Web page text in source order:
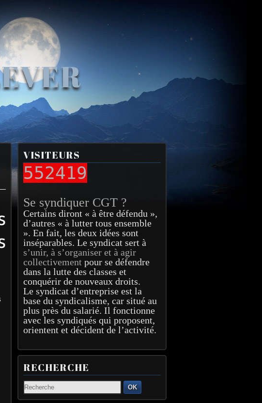
VISITEURS
552419
Se syndiquer CGT ?
Certains diront « à être défendu »,
d’autres « à lutter tous ensemble
». En fait, les deux idées sont
inséparables. Le syndicat sert à
s’unir, à s’organiser et à agir
collectivement pour se défendre
dans la lutte des classes et
conquérir de nouveaux droits.
Le syndicat d’entreprise est la
base du syndicalisme, car situé au
plus près du salarié. Il fonctionne
avec les syndiqués qui proposent,
orientent et décident de l’activité.
RECHERCHE
OK